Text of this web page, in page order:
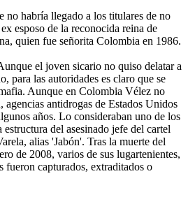
no habría llegado a los titulares de no
esposo de la reconocida reina de
quien fue señorita Colombia en 1986.
el joven sicario no quiso delatar a
para las autoridades es claro que se
Aunque en Colombia Vélez no
antidrogas de Estados Unidos
años. Lo consideraban uno de los
del asesinado jefe del cartel
alias 'Jabón'. Tras la muerte del
de 2008, varios de sus lugartenientes,
fueron capturados, extraditados o